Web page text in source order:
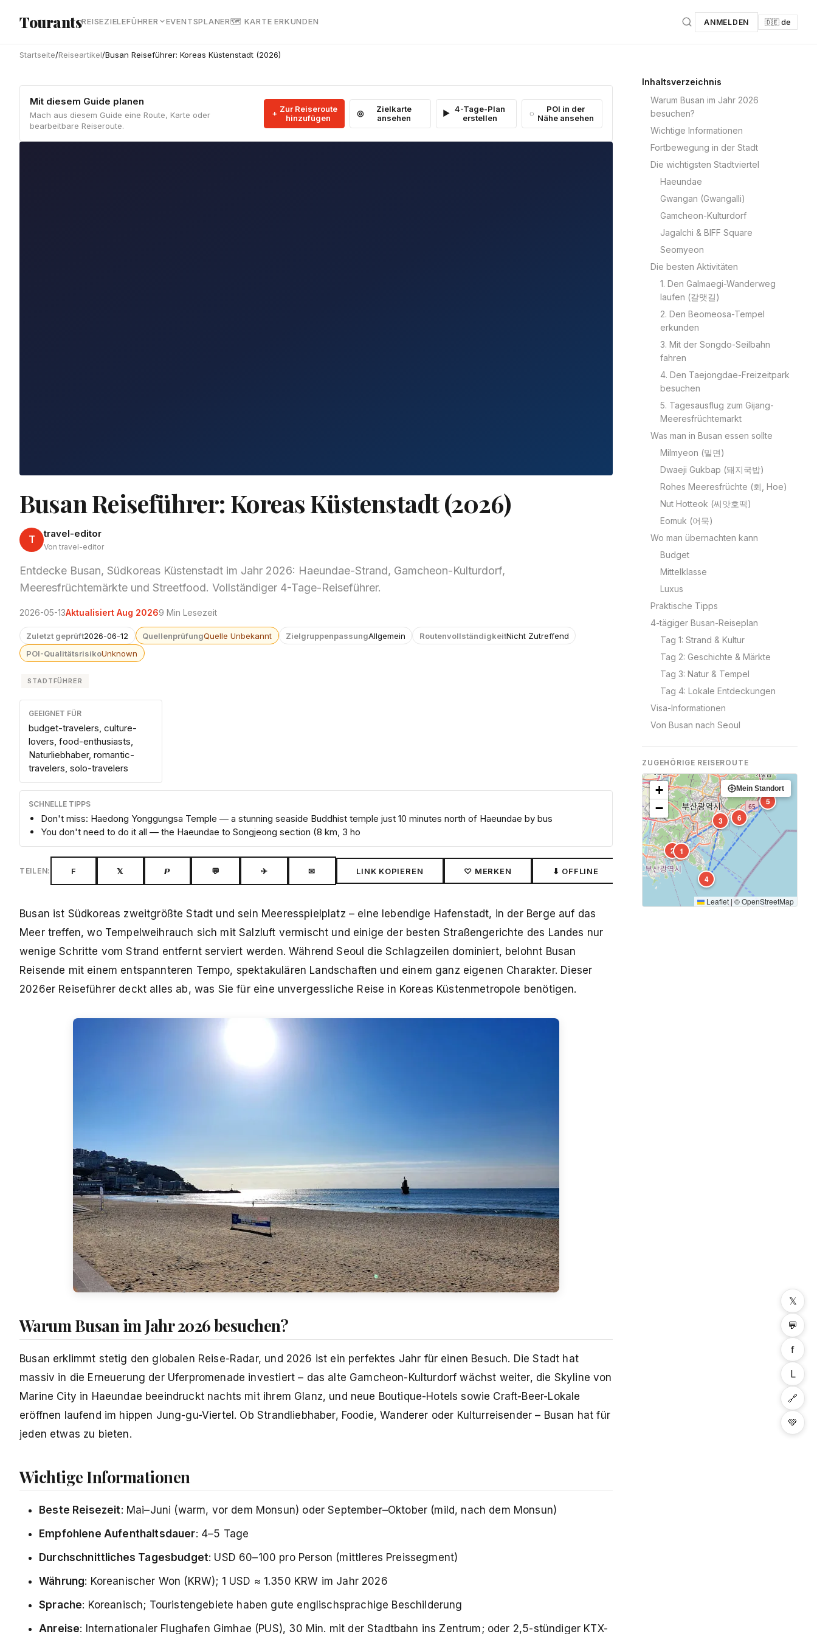
TourantsREISEZIELEFÜHRER EVENTSPLANER🗺 KARTE ERKUNDEN ANMELDEN 🇩🇪 de
Startseite/Reiseartikel/Busan Reiseführer: Koreas Küstenstadt (2026)
Mit diesem Guide planen
Mach aus diesem Guide eine Route, Karte oder
bearbeitbare Reiseroute.
Zur Reiseroute
hinzufügen
Zielkarte
ansehen
4-Tage-Plan
erstellen
POI in der
Nähe ansehen
Busan Reiseführer: Koreas Küstenstadt (2026)
T travel-editor
Von travel-editor
Entdecke Busan, Südkoreas Küstenstadt im Jahr 2026: Haeundae-Strand, Gamcheon-Kulturdorf,
Meeresfrüchtemärkte und Streetfood. Vollständiger 4-Tage-Reiseführer.
2026-05-13Aktualisiert Aug 20269 Min Lesezeit
Zuletzt geprüft2026-06-12 QuellenprüfungQuelle Unbekannt ZielgruppenpassungAllgemein RoutenvollständigkeitNicht Zutreffend
POI-QualitätsrisikoUnknown
STADTFÜHRER
GEEIGNET FÜR
budget-travelers, culture-
lovers, food-enthusiasts,
Naturliebhaber, romantic-
travelers, solo-travelers
SCHNELLE TIPPS
Don't miss: Haedong Yonggungsa Temple — a stunning seaside Buddhist temple just 10 minutes north of Haeundae by bus
You don't need to do it all — the Haeundae to Songjeong section (8 km, 3 ho
TEILEN: F 𝕏 𝙋 💬 ✈ ✉ LINK KOPIEREN ♡ MERKEN ⬇ OFFLINE
Busan ist Südkoreas zweitgrößte Stadt und sein Meeresspielplatz – eine lebendige Hafenstadt, in der Berge auf das
Meer treffen, wo Tempelweihrauch sich mit Salzluft vermischt und einige der besten Straßengerichte des Landes nur
wenige Schritte vom Strand entfernt serviert werden. Während Seoul die Schlagzeilen dominiert, belohnt Busan
Reisende mit einem entspannteren Tempo, spektakulären Landschaften und einem ganz eigenen Charakter. Dieser
2026er Reiseführer deckt alles ab, was Sie für eine unvergessliche Reise in Koreas Küstenmetropole benötigen.
Warum Busan im Jahr 2026 besuchen?
Busan erklimmt stetig den globalen Reise-Radar, und 2026 ist ein perfektes Jahr für einen Besuch. Die Stadt hat
massiv in die Erneuerung der Uferpromenade investiert – das alte Gamcheon-Kulturdorf wächst weiter, die Skyline von
Marine City in Haeundae beeindruckt nachts mit ihrem Glanz, und neue Boutique-Hotels sowie Craft-Beer-Lokale
eröffnen laufend im hippen Jung-gu-Viertel. Ob Strandliebhaber, Foodie, Wanderer oder Kulturreisender – Busan hat für
jeden etwas zu bieten.
Wichtige Informationen
Beste Reisezeit: Mai–Juni (warm, vor dem Monsun) oder September–Oktober (mild, nach dem Monsun)
Empfohlene Aufenthaltsdauer: 4–5 Tage
Durchschnittliches Tagesbudget: USD 60–100 pro Person (mittleres Preissegment)
Währung: Koreanischer Won (KRW); 1 USD ≈ 1.350 KRW im Jahr 2026
Sprache: Koreanisch; Touristengebiete haben gute englischsprachige Beschilderung
Anreise: Internationaler Flughafen Gimhae (PUS), 30 Min. mit der Stadtbahn ins Zentrum; oder 2,5-stündiger KTX-
Inhaltsverzeichnis
Warum Busan im Jahr 2026
besuchen?
Wichtige Informationen
Fortbewegung in der Stadt
Die wichtigsten Stadtviertel
Haeundae
Gwangan (Gwangalli)
Gamcheon-Kulturdorf
Jagalchi & BIFF Square
Seomyeon
Die besten Aktivitäten
1. Den Galmaegi-Wanderweg
laufen (갈맷길)
2. Den Beomeosa-Tempel
erkunden
3. Mit der Songdo-Seilbahn
fahren
4. Den Taejongdae-Freizeitpark
besuchen
5. Tagesausflug zum Gijang-
Meeresfrüchtemarkt
Was man in Busan essen sollte
Milmyeon (밀면)
Dwaeji Gukbap (돼지국밥)
Rohes Meeresfrüchte (회, Hoe)
Nut Hotteok (씨앗호떡)
Eomuk (어묵)
Wo man übernachten kann
Budget
Mittelklasse
Luxus
Praktische Tipps
4-tägiger Busan-Reiseplan
Tag 1: Strand & Kultur
Tag 2: Geschichte & Märkte
Tag 3: Natur & Tempel
Tag 4: Lokale Entdeckungen
Visa-Informationen
Von Busan nach Seoul
ZUGEHÖRIGE REISEROUTE
1
2
3
4
5
6
+
−
Mein Standort
Leaflet | ©OpenStreetMap
𝕏
💬
f
L
🔗
💚